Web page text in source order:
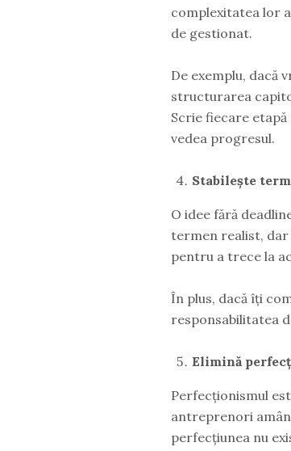
complexitatea lor
de gestionat.
De exemplu, dacă
structurarea
Scrie fiecare
vedea progresul.
Stabilește
O idee fără
termen realist, dar
pentru a trece la
În plus, dacă îți
responsabilitatea
Elimină
Perfecționismul
antreprenori
perfecțiunea nu